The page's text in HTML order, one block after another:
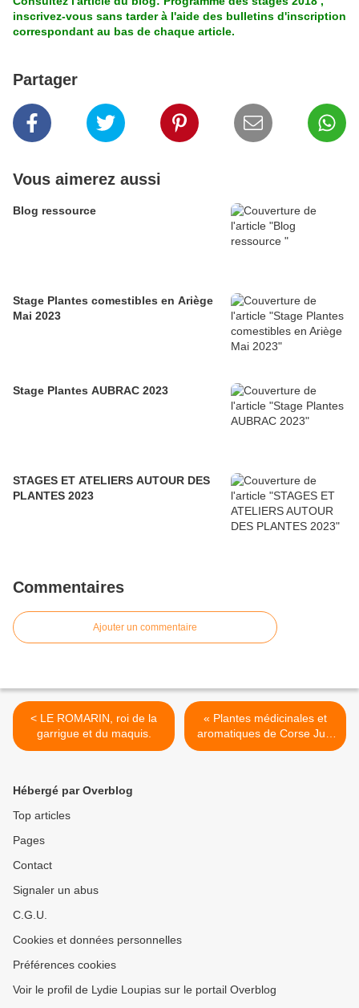
inscrivez-vous sans tarder à l'aide des bulletins d'inscription
correspondant au bas de chaque article.
Partager
Vous aimerez aussi
Blog ressource
Stage Plantes comestibles en Ariège
Mai 2023
Stage Plantes AUBRAC 2023
STAGES ET ATELIERS AUTOUR DES
PLANTES 2023
Commentaires
Ajouter un commentaire
< LE ROMARIN, roi de la
garrigue et du maquis.
« Plantes médicinales et
aromatiques de Corse Juin
2018». >
Hébergé par Overblog
Top articles
Pages
Contact
Signaler un abus
C.G.U.
Cookies et données personnelles
Préférences cookies
Voir le profil de Lydie Loupias sur le portail Overblog